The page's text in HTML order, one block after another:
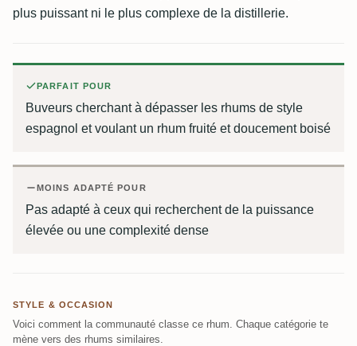
plus puissant ni le plus complexe de la distillerie.
PARFAIT POUR
Buveurs cherchant à dépasser les rhums de style
espagnol et voulant un rhum fruité et doucement boisé
MOINS ADAPTÉ POUR
Pas adapté à ceux qui recherchent de la puissance
élevée ou une complexité dense
STYLE & OCCASION
Voici comment la communauté classe ce rhum. Chaque catégorie te
mène vers des rhums similaires.